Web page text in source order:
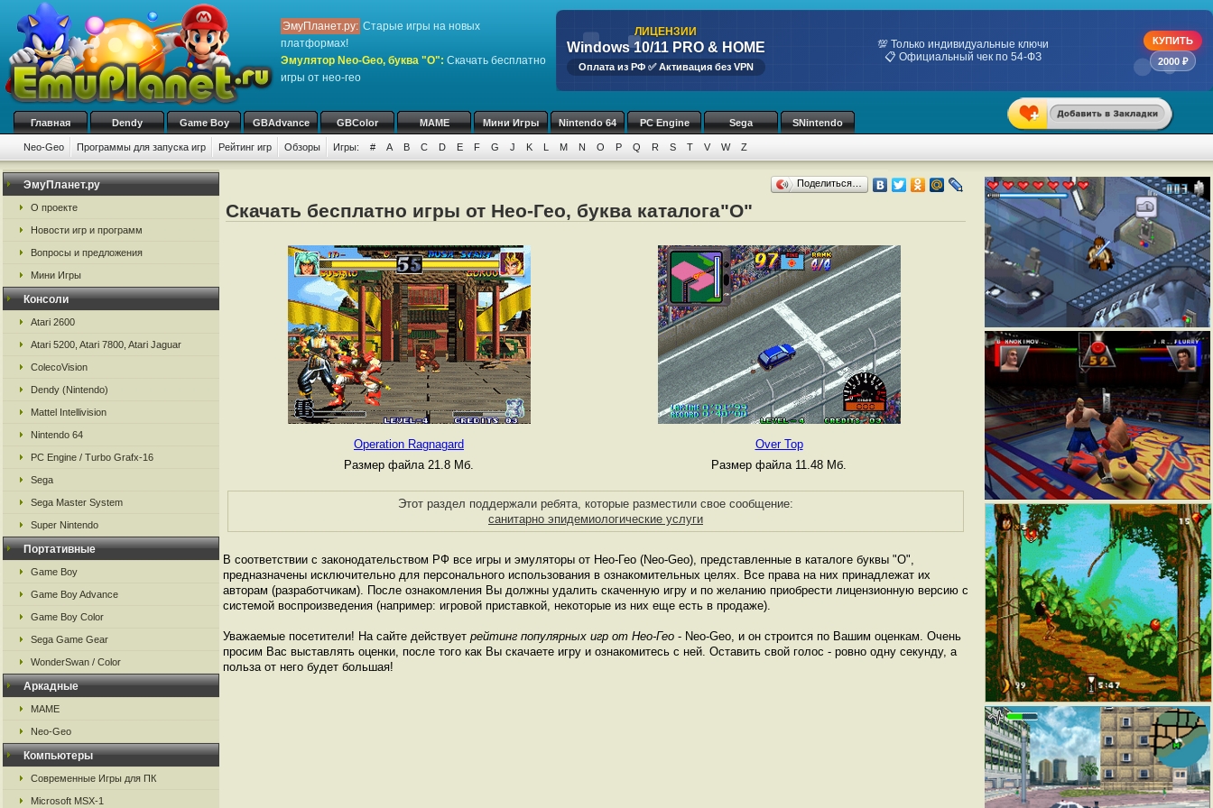
ЭмуПланет.ру: Старые игры на новых
платформах!
Эмулятор Neo-Geo, буква "O": Скачать бесплатно
игры от нео-гео
ЛИЦЕНЗИИ
Windows 10/11 PRO & HOME
Оплата из РФ ✅ Активация без VPN
💯 Только индивидуальные ключи
📋 Официальный чек по 54-ФЗ
КУПИТЬ
2000 ₽
Главная Dendy Game Boy GBAdvance GBColor MAME Мини Игры Nintendo 64 PC Engine Sega SNintendo
Neo-Geo Программы для запуска игр Рейтинг игр Обзоры Игры: # A B C D E F G J K L M N O P Q R S T V W Z
ЭмуПланет.ру
О проекте
Новости игр и программ
Вопросы и предложения
Мини Игры
Консоли
Atari 2600
Atari 5200, Atari 7800, Atari Jaguar
ColecoVision
Dendy (Nintendo)
Mattel Intellivision
Nintendo 64
PC Engine / Turbo Grafx-16
Sega
Sega Master System
Super Nintendo
Портативные
Game Boy
Game Boy Advance
Game Boy Color
Sega Game Gear
WonderSwan / Color
Аркадные
MAME
Neo-Geo
Компьютеры
Современные Игры для ПК
Microsoft MSX-1
Поделиться…
Скачать бесплатно игры от Нео-Гео, буква каталога"O"
Operation Ragnagard
Размер файла 21.8 Мб.
Over Top
Размер файла 11.48 Мб.
Этот раздел поддержали ребята, которые разместили свое сообщение:
санитарно эпидемиологические услуги
В соответствии с законодательством РФ все игры и эмуляторы от Нео-Гео (Neo-Geo), представленные в каталоге буквы "O",
предназначены исключительно для персонального использования в ознакомительных целях. Все права на них принадлежат их
авторам (разработчикам). После ознакомления Вы должны удалить скаченную игру и по желанию приобрести лицензионную версию с
системой воспроизведения (например: игровой приставкой, некоторые из них еще есть в продаже).
Уважаемые посетители! На сайте действует рейтинг популярных игр от Нео-Гео - Neo-Geo, и он строится по Вашим оценкам. Очень
просим Вас выставлять оценки, после того как Вы скачаете игру и ознакомитесь с ней. Оставить свой голос - ровно одну секунду, а
польза от него будет большая!